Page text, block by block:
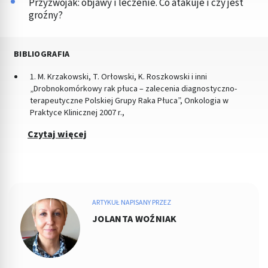
groźny?
BIBLIOGRAFIA
1. M. Krzakowski, T. Orłowski, K. Roszkowski i inni
„Drobnokomórkowy rak płuca – zalecenia diagnostyczno-
terapeutyczne Polskiej Grupy Raka Płuca”, Onkologia w
Praktyce Klinicznej 2007 r.,
Czytaj więcej
ARTYKUŁ NAPISANY PRZEZ
JOLANTA WOŹNIAK